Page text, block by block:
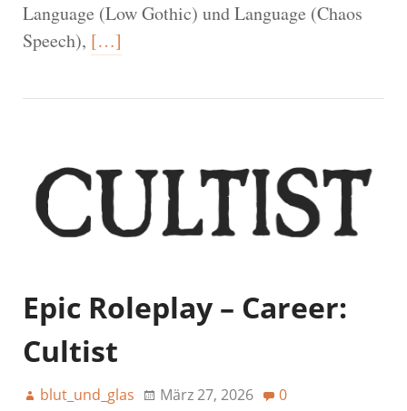
Language (Low Gothic) und Language (Chaos
Speech), […]
Epic Roleplay – Career:
Cultist
blut_und_glas März 27, 2026 0